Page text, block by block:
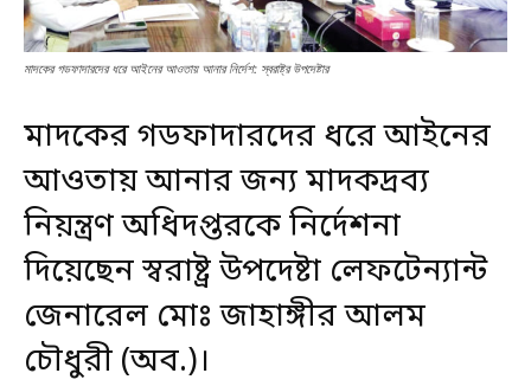
মাদকের গডফাদারদের ধরে আইনের আওতায় আনার নির্দেশ: স্বরাষ্ট্র উপদেষ্টার
মাদকের গডফাদারদের ধরে আইনের
আওতায় আনার জন্য মাদকদ্রব্য
নিয়ন্ত্রণ অধিদপ্তরকে নির্দেশনা
দিয়েছেন স্বরাষ্ট্র উপদেষ্টা লেফটেন্যান্ট
জেনারেল মোঃ জাহাঙ্গীর আলম
চৌধুরী (অব.)।